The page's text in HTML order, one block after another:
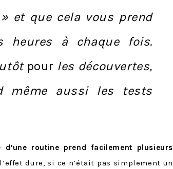
et que cela vous prend
heures à chaque fois.
pour les découvertes,
même aussi les tests
routine prend facilement plusieurs
dure, si ce n’était pas simplement un